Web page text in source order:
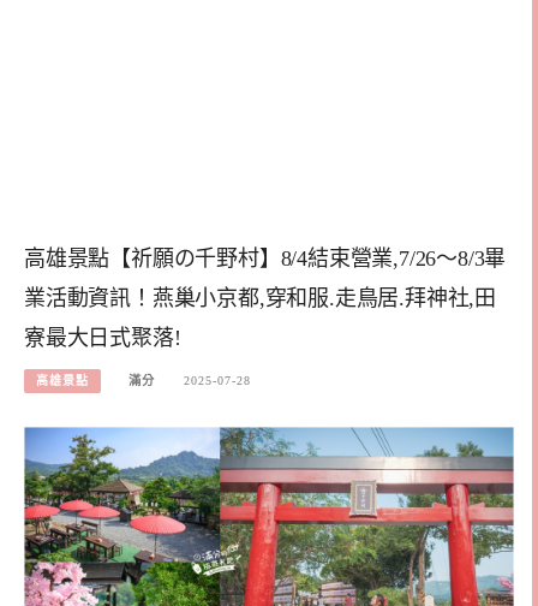
高雄景點【祈願の千野村】8/4結束營業,7/26～8/3畢
業活動資訊！燕巢小京都,穿和服.走鳥居.拜神社,田
寮最大日式聚落!
高雄景點 滿分 2025-07-28